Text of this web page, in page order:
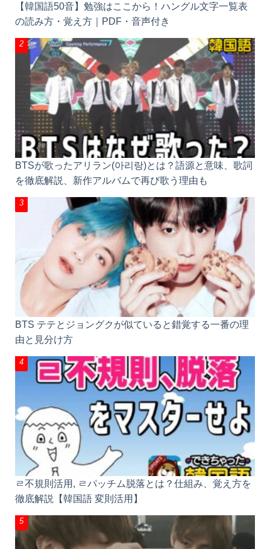
【韓国語50音】勉強はここから！ハングル文字一覧表
の読み方・覚え方｜PDF・音声付き
BTSが歌ったアリラン(아리랑)とは？語源と意味、歌詞
を徹底解説、新作アルバムで再び歌う理由も
BTS テテとジョングクが似ていると錯覚する一番の理
由と見分け方
ㄹ不規則活用, ㄹパッチム脱落とは？仕組み、覚え方を
徹底解説【韓国語 変則活用】